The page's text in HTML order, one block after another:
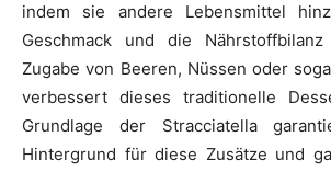
indem sie andere Lebensmittel
Geschmack und die
Zugabe von Beeren, Nüssen oder
verbessert dieses traditionelle
Grundlage der Stracciatella
Hintergrund für diese Zusätze und